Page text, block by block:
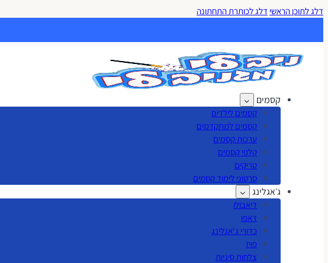
דלג לתוכן הראשי דלג לכותרת התחתונה
קסמים
קסמים לילדים
קסמים למתקדמים
ערכות קסמים
קלפי קסמים
טריקים
סרטוני לימוד קסמים
ג׳אגלינג
דיאבולו
דאפו
כדורי ג'אגלינג
פויז
צלחות סיניות